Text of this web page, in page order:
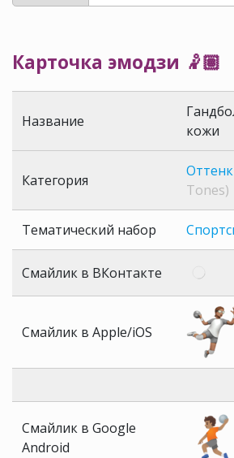
Карточка эмодзи 🤾🏽
Название
кожи
Категория
Tones)
Тематический набор
Смайлик в ВКонтакте
Смайлик в Apple/iOS
Смайлик в Google
Android